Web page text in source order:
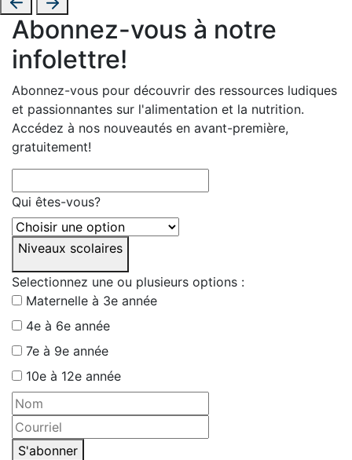
Abonnez-vous à notre
infolettre!
Abonnez-vous pour découvrir des ressources ludiques
et passionnantes sur l'alimentation et la nutrition.
Accédez à nos nouveautés en avant-première,
gratuitement!
Qui êtes-vous?
Niveaux scolaires
Selectionnez une ou plusieurs options :
Maternelle à 3e année
4e à 6e année
7e à 9e année
10e à 12e année
S'abonner